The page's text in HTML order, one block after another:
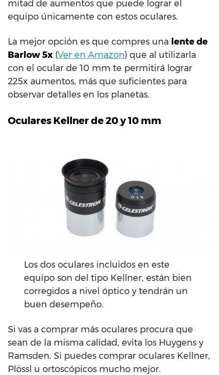
mitad de aumentos que puede lograr el
equipo únicamente con estos oculares.
La mejor opción es que compres una lente de
Barlow 5x (Ver en Amazon) que al utilizarla
con el ocular de 10 mm te permitirá lograr
225x aumentos, más que suficientes para
observar detalles en los planetas.
Oculares Kellner de 20 y 10 mm
Los dos oculares incluidos en este
equipo son del tipo Kellner, están bien
corregidos a nivel óptico y tendrán un
buen desempeño.
Si vas a comprar más oculares procura que
sean de la misma calidad, evita los Huygens y
Ramsden. Si puedes comprar oculares Kellner,
Plössl u ortoscópicos mucho mejor.